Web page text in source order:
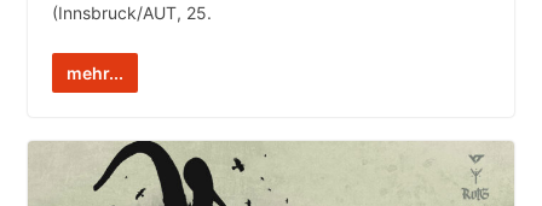
(Innsbruck/AUT, 25.
mehr...